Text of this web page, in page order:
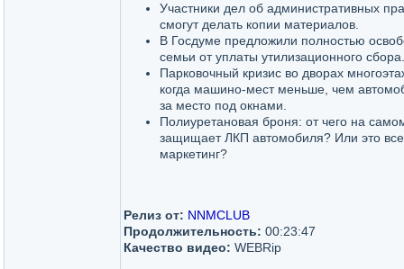
Участники дел об административных
смогут делать копии материалов.
В Госдуме предложили полностью
семьи от уплаты утилизационного сбора.
Парковочный кризис во дворах
когда машино-мест меньше, чем
за место под окнами.
Полиуретановая броня: от чего на
защищает ЛКП автомобиля? Или это
маркетинг?
Релиз от: NNMCLUB
Продолжительность: 00:23:47
Качество видео: WEBRip